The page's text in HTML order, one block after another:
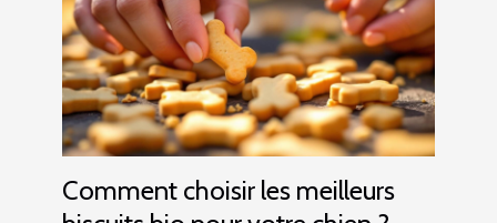
Comment choisir les meilleurs